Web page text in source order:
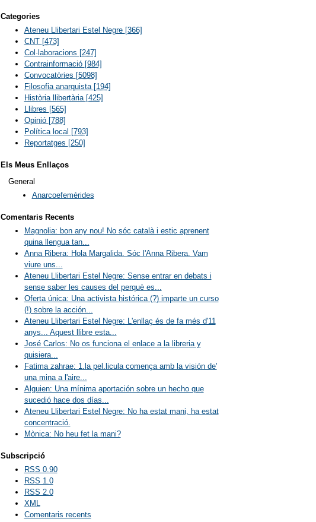
Categories
Ateneu Llibertari Estel Negre [366]
CNT [473]
Col·laboracions [247]
Contrainformació [984]
Convocatòries [5098]
Filosofia anarquista [194]
Història llibertària [425]
Llibres [565]
Opinió [788]
Política local [793]
Reportatges [250]
Els Meus Enllaços
General
Anarcoefemèrides
Comentaris Recents
Magnolia: bon any nou! No sóc català i estic aprenent
quina llengua tan...
Anna Ribera: Hola Margalida. Sóc l'Anna Ribera. Vam
viure uns...
Ateneu Llibertari Estel Negre: Sense entrar en debats i
sense saber les causes del perquè es...
Oferta única: Una activista histórica (?) imparte un curso
(!) sobre la acción...
Ateneu Llibertari Estel Negre: L'enllaç és de fa més d'11
anys... Aquest llibre esta...
José Carlos: No os funciona el enlace a la libreria y
quisiera...
Fatima zahrae: 1.la pel.licula comença amb la visión de'
una mina a l'aire...
Alguien: Una mínima aportación sobre un hecho que
sucedió hace dos días...
Ateneu Llibertari Estel Negre: No ha estat mani, ha estat
concentració.
Mònica: No heu fet la mani?
Subscripció
RSS 0.90
RSS 1.0
RSS 2.0
XML
Comentaris recents